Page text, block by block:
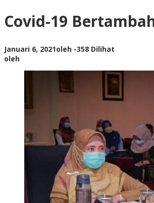
Covid-19
Januari 6, 2021oleh -358 Dilihat
oleh